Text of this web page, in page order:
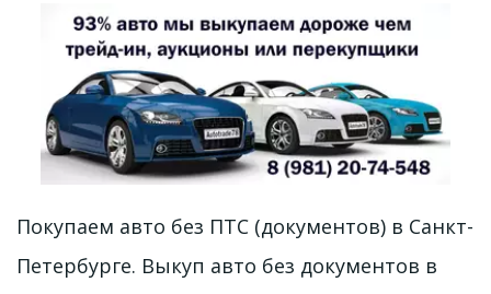
Покупаем авто без ПТС (документов) в Санкт-
Петербурге. Выкуп авто без документов в